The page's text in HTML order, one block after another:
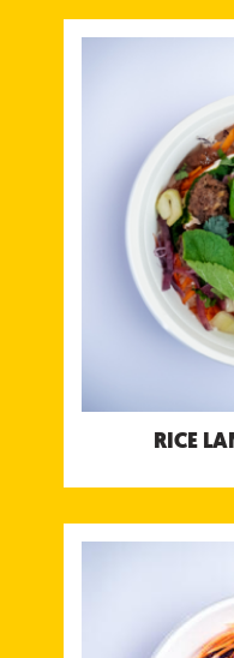
RICE
Darált
gyömbérrel és
menta &
Ízletes
(moon,
salsával,